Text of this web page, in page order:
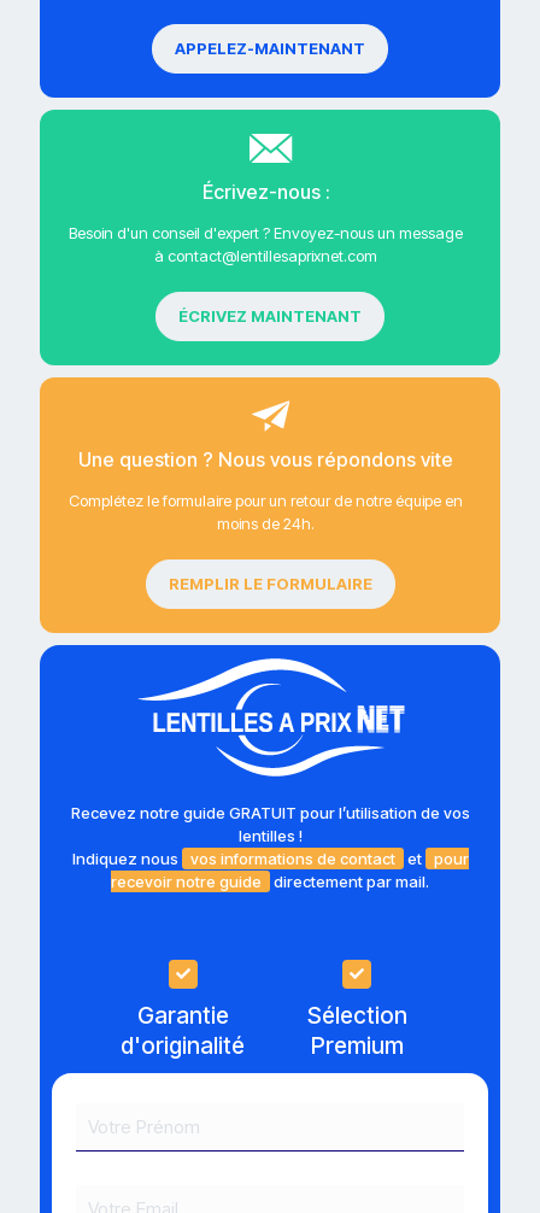
APPELEZ-MAINTENANT
Écrivez-nous :
Besoin d'un conseil d'expert ? Envoyez-nous un message
à contact@lentillesaprixnet.com
ÉCRIVEZ MAINTENANT
Une question ? Nous vous répondons vite
Complétez le formulaire pour un retour de notre équipe en
moins de 24h.
REMPLIR LE FORMULAIRE
Recevez notre guide GRATUIT pour l’utilisation de vos
lentilles !
Indiquez nous
vos informations de contact et
pour
recevoir notre guide
directement par mail.
Garantie
d'originalité
Sélection
Premium